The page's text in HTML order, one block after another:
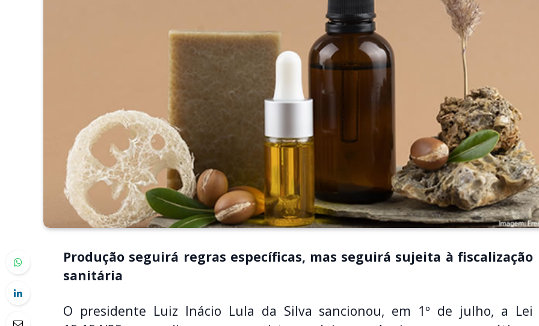
Produção seguirá regras específicas, mas seguirá sujeita à fiscalização
sanitária
O presidente Luiz Inácio Lula da Silva sancionou, em 1º de julho, a Lei